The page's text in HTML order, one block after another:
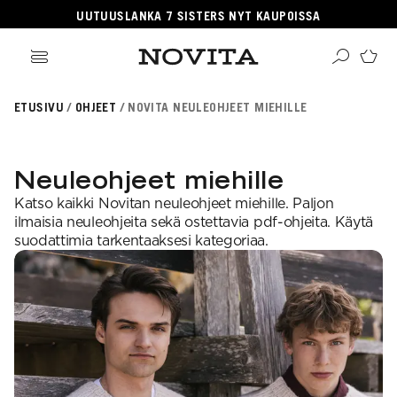
UUTUUSLANKA 7 SISTERS NYT KAUPOISSA
tuotteet
langat
vastaavuudet
langat
SUOSITUIMMAT LANGAT
OHJEKATEGORIAT
mallistot
villasukkia
virkkauksesta
Novitasta
lehti
ja hoito-ohjeet
ETUSIVU OHJEET NOVITA NEULEOHJEET MIEHILLE
Neuleohjeet miehille
Katso kaikki Novitan neuleohjeet miehille. Paljon
ilmaisia neuleohjeita sekä ostettavia pdf-ohjeita. Käytä
suodattimia tarkentaaksesi kategoriaa.